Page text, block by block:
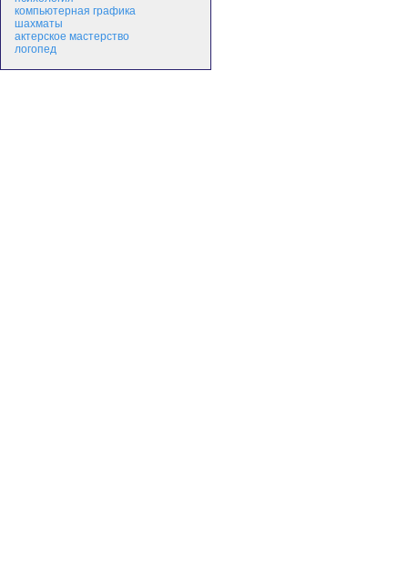
компьютерная графика
шахматы
актерское мастерство
логопед